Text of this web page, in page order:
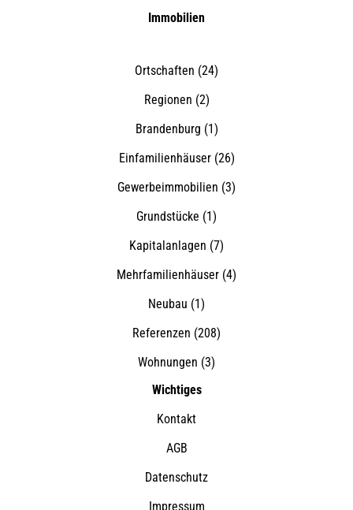
Immobilien
Ortschaften (24)
Regionen (2)
Brandenburg (1)
Einfamilienhäuser(26)
Gewerbeimmobilien (3)
Grundstücke (1)
Kapitalanlagen (7)
Mehrfamilienhäuser (4)
Neubau (1)
Referenzen (208)
Wohnungen (3)
Wichtiges
Kontakt
AGB
Datenschutz
Impressum